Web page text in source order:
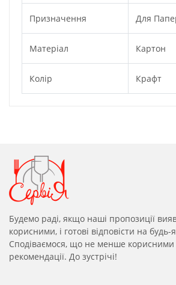
Призначення Для
Матеріал Картон
Колір Крафт
Будемо раді, якщо наші пропозиції
корисними, і готові відповісти на будь-
Сподіваємося, що не менше корисними
рекомендації. До зустрічі!